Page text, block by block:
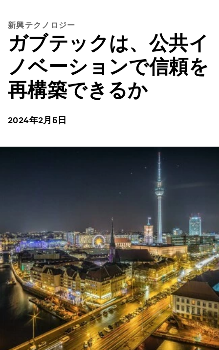
新興テクノロジー
ガブテックは、公共イ
ノベーションで信頼を
再構築できるか
2024年2月5日